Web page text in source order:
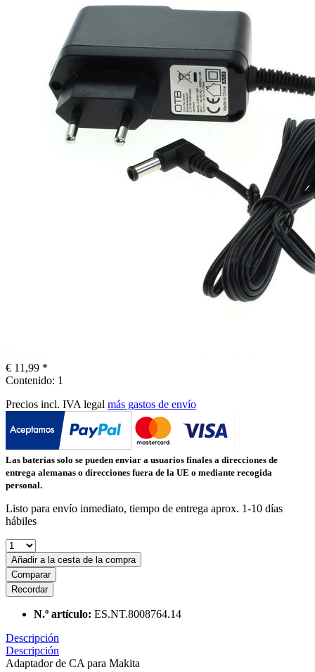
€ 11,99 *
Contenido: 1
Precios incl. IVA legal más gastos de envío
Las baterías solo se pueden enviar a usuarios finales a direcciones de
entrega alemanas o direcciones fuera de la UE o mediante recogida
personal.
Listo para envío inmediato, tiempo de entrega aprox. 1-10 días
hábiles
Añadir a la cesta de la compra
Comparar
Recordar
N.º artículo: ES.NT.8008764.14
Descripción
Descripción
Adaptador de CA para Makita